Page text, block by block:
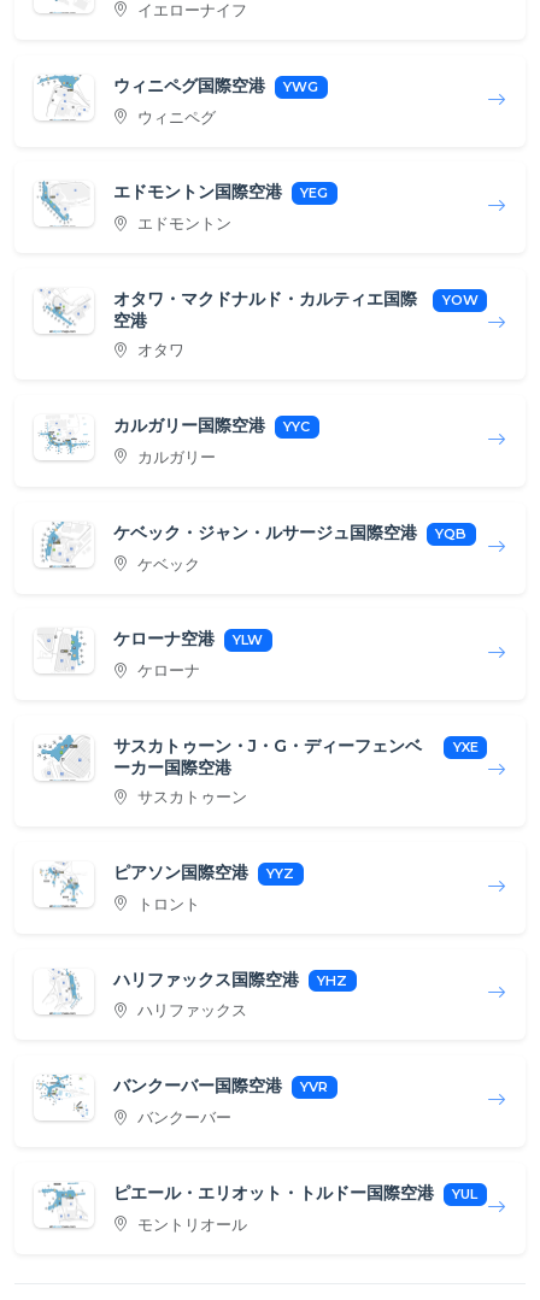
イエローナイフ
ウィニペグ国際空港 YWG
ウィニペグ
エドモントン国際空港 YEG
エドモントン
オタワ・マクドナルド・カルティエ国際
空港
YOW
オタワ
カルガリー国際空港 YYC
カルガリー
ケベック・ジャン・ルサージュ国際空港 YQB
ケベック
ケローナ空港 YLW
ケローナ
サスカトゥーン・J・G・ディーフェンベ
ーカー国際空港
YXE
サスカトゥーン
ピアソン国際空港 YYZ
トロント
ハリファックス国際空港 YHZ
ハリファックス
バンクーバー国際空港 YVR
バンクーバー
ピエール・エリオット・トルドー国際空港 YUL
モントリオール